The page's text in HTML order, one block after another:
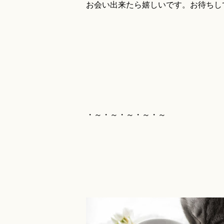
お会い出来たら嬉しいです。お待ち
・～・～・～・～・～